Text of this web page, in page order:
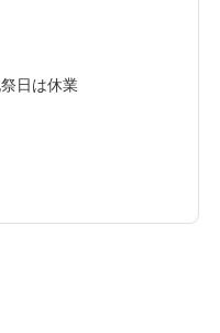
日は休業